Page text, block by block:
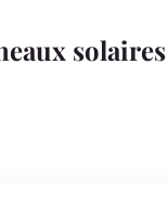
solaires